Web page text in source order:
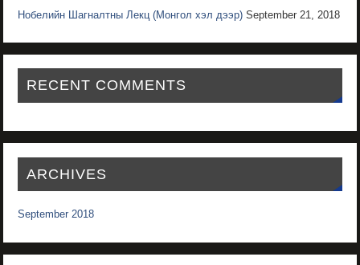
Нобелийн Шагналтны Лекц (Монгол хэл дээр) September 21, 2018
RECENT COMMENTS
ARCHIVES
September 2018